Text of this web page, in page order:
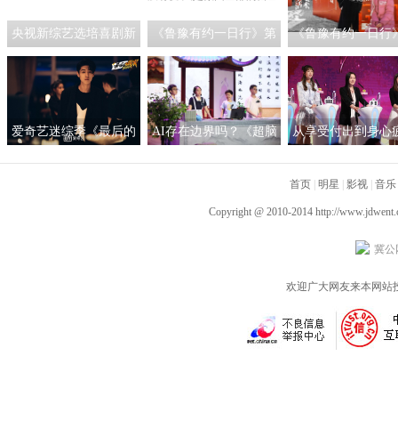
央视新综艺选培喜剧新
人 成都导演执导《笑有
新生》
《鲁豫有约一日行》第
12季专访导演贾玲 鲁
豫：贾玲没有变 只是做
回全部的自己
《鲁豫有约一日行
访王潮歌：我希望
是一个严肃的艺
爱奇艺迷综季《最后的
AI存在边界吗？《超脑
从享受付出到身心
间不必过度承担
首页 明星 影视 音乐
Copyright @ 2010-2014 http://
冀公
欢迎广大网友来本网站